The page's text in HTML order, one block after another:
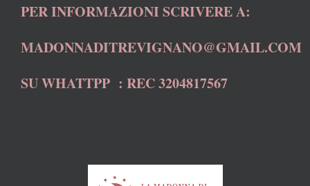
PER INFORMAZIONI SCRIVERE A:
MADONNADITREVIGNANO@GMAIL.COM
SU WHATTPP : REC 3204817567